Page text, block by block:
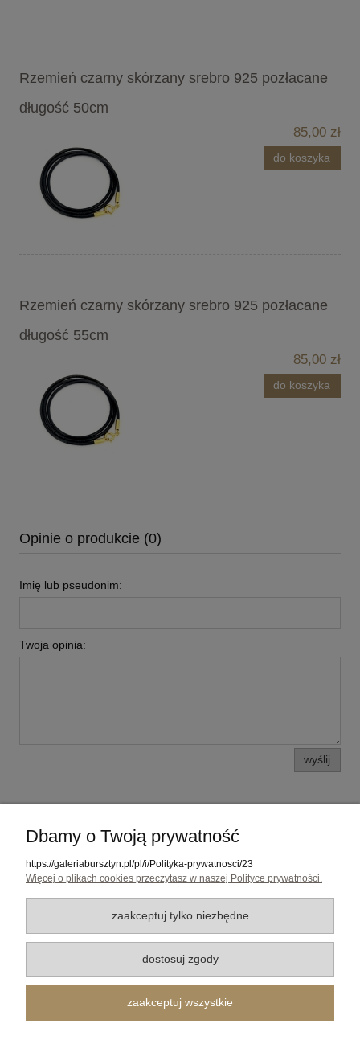
Rzemień czarny skórzany srebro 925 pozłacane
długość 50cm
85,00 zł
do koszyka
Rzemień czarny skórzany srebro 925 pozłacane
długość 55cm
85,00 zł
do koszyka
Opinie o produkcie (0)
Imię lub pseudonim:
Twoja opinia:
wyślij
Pomoc
Media
Moje konto
Dbamy o Twoją prywatność
https://galeriabursztyn.pl/pl/i/Polityka-prywatnosci/23
Więcej o plikach cookies przeczytasz w naszej Polityce prywatności.
zaakceptuj tylko niezbędne
dostosuj zgody
zaakceptuj wszystkie